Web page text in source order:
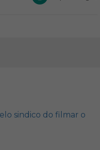
sindico do filmar o